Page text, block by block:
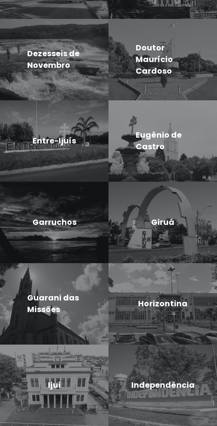
Dezesseis de
Novembro
Doutor
Maurício
Cardoso
Entre-Ijuís
Eugênio de
Castro
Garruchos Giruá
Guarani das
Missões
Horizontina
Ijui Independência